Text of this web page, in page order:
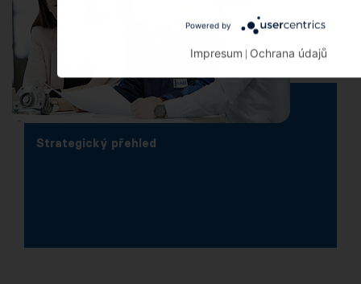
Strategický přehled
Powered by
Impresum Ochrana údajů